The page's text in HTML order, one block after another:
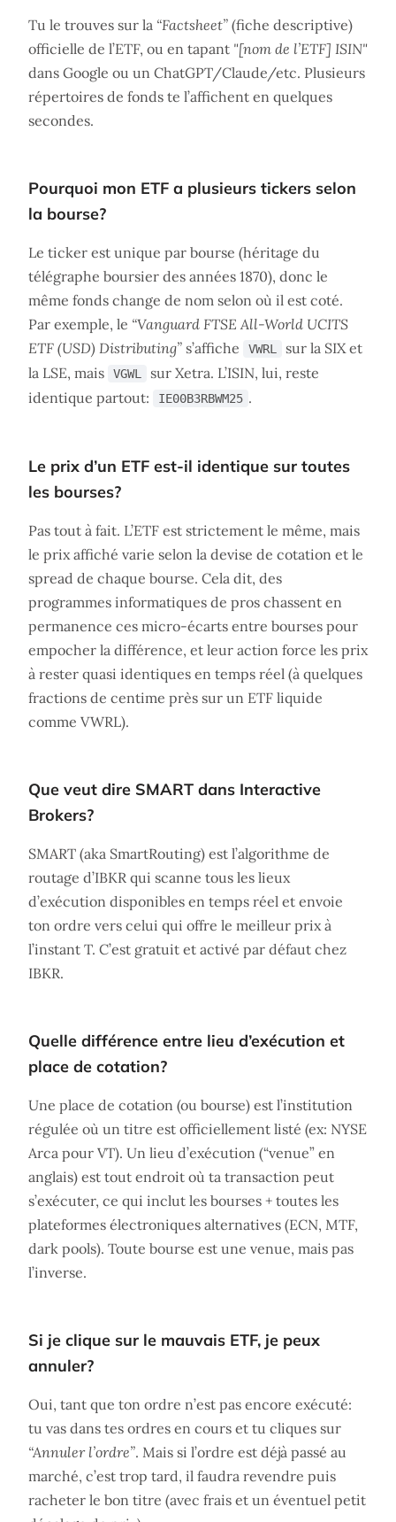
Tu le trouves sur la “Factsheet” (fiche descriptive)
officielle de l’ETF, ou en tapant "[nom de l’ETF] ISIN"
dans Google ou un ChatGPT/Claude/etc. Plusieurs
répertoires de fonds te l’affichent en quelques
secondes.
Pourquoi mon ETF a plusieurs tickers selon
la bourse?
Le ticker est unique par bourse (héritage du
télégraphe boursier des années 1870), donc le
même fonds change de nom selon où il est coté.
Par exemple, le “Vanguard FTSE All-World UCITS
ETF (USD) Distributing” s’affiche VWRL
sur la SIX et
la LSE, mais
VGWL
sur Xetra. L’ISIN, lui, reste
identique partout:
IE00B3RBWM25 .
Le prix d’un ETF est-il identique sur toutes
les bourses?
Pas tout à fait. L’ETF est strictement le même, mais
le prix affiché varie selon la devise de cotation et le
spread de chaque bourse. Cela dit, des
programmes informatiques de pros chassent en
permanence ces micro-écarts entre bourses pour
empocher la différence, et leur action force les prix
à rester quasi identiques en temps réel (à quelques
fractions de centime près sur un ETF liquide
comme VWRL).
Que veut dire SMART dans Interactive
Brokers?
SMART (aka SmartRouting) est l’algorithme de
routage d’IBKR qui scanne tous les lieux
d’exécution disponibles en temps réel et envoie
ton ordre vers celui qui offre le meilleur prix à
l’instant T. C’est gratuit et activé par défaut chez
IBKR.
Quelle différence entre lieu d’exécution et
place de cotation?
Une place de cotation (ou bourse) est l’institution
régulée où un titre est officiellement listé (ex: NYSE
Arca pour VT). Un lieu d’exécution (“venue” en
anglais) est tout endroit où ta transaction peut
s’exécuter, ce qui inclut les bourses + toutes les
plateformes électroniques alternatives (ECN, MTF,
dark pools). Toute bourse est une venue, mais pas
l’inverse.
Si je clique sur le mauvais ETF, je peux
annuler?
Oui, tant que ton ordre n’est pas encore exécuté:
tu vas dans tes ordres en cours et tu cliques sur
“Annuler l’ordre”. Mais si l’ordre est déjà passé au
marché, c’est trop tard, il faudra revendre puis
racheter le bon titre (avec frais et un éventuel petit